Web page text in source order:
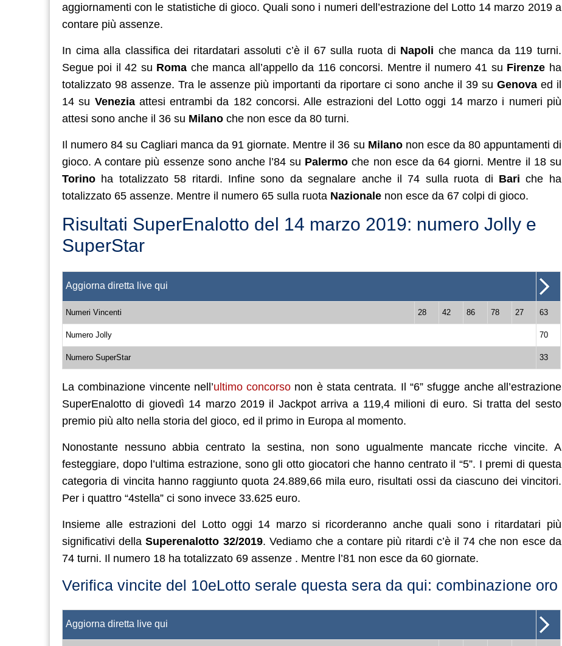
aggiornamenti con le statistiche di gioco. Quali sono i numeri dell’estrazione del Lotto 14 marzo 2019 a
contare più assenze.
In cima alla classifica dei ritardatari assoluti c’è il 67 sulla ruota di Napoli che manca da 119 turni.
Segue poi il 42 su Roma che manca all’appello da 116 concorsi. Mentre il numero 41 su Firenze ha
totalizzato 98 assenze. Tra le assenze più importanti da riportare ci sono anche il 39 su Genovaed il
14 su Veneziaattesi entrambi da 182 concorsi. Alle estrazioni del Lotto oggi 14 marzo i numeri più
attesi sono anche il 36 su Milano che non esce da 80 turni.
Il numero 84 su Cagliari manca da 91 giornate. Mentre il 36 su Milanonon esce da 80 appuntamenti di
gioco. A contare più essenze sono anche l’84 su Palermo che non esce da 64 giorni. Mentre il 18 su
Torino ha totalizzato 58 ritardi. Infine sono da segnalare anche il 74 sulla ruota di Bari che ha
totalizzato 65 assenze. Mentre il numero 65 sulla ruota Nazionale non esce da 67 colpi di gioco.
Risultati SuperEnalotto del 14 marzo 2019: numero Jolly e
SuperStar
Aggiorna diretta live qui
Numeri Vincenti 28 42 86 78 27 63
Numero Jolly 70
Numero SuperStar 33
La combinazione vincente nell’ultimo concorso non è stata centrata. Il “6” sfugge anche all’estrazione
SuperEnalotto di giovedì 14 marzo 2019 il Jackpot arriva a 119,4 milioni di euro. Si tratta del sesto
premio più alto nella storia del gioco, ed il primo in Europa al momento.
Nonostante nessuno abbia centrato la sestina, non sono ugualmente mancate ricche vincite. A
festeggiare, dopo l’ultima estrazione, sono gli otto giocatori che hanno centrato il “5”. I premi di questa
categoria di vincita hanno raggiunto quota 24.889,66 mila euro, risultati ossi da ciascuno dei vincitori.
Per i quattro “4stella” ci sono invece 33.625 euro.
Insieme alle estrazioni del Lotto oggi 14 marzo si ricorderanno anche quali sono i ritardatari più
significativi dellaSuperenalotto 32/2019. Vediamo che a contare più ritardi c’è il 74 che non esce da
74 turni. Il numero 18 ha totalizzato 69 assenze . Mentre l’81 non esce da 60 giornate.
Verifica vincite del 10eLotto serale questa sera da qui: combinazione oro
Aggiorna diretta live qui